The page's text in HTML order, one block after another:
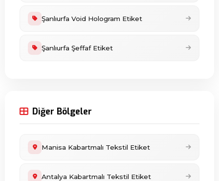
Şanlıurfa Void Hologram Etiket
Şanlıurfa Şeffaf Etiket
Diğer Bölgeler
Manisa Kabartmalı Tekstil Etiket
Antalya Kabartmalı Tekstil Etiket